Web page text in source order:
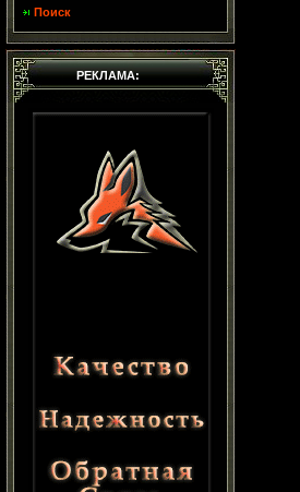
Поиск
РЕКЛАМА: